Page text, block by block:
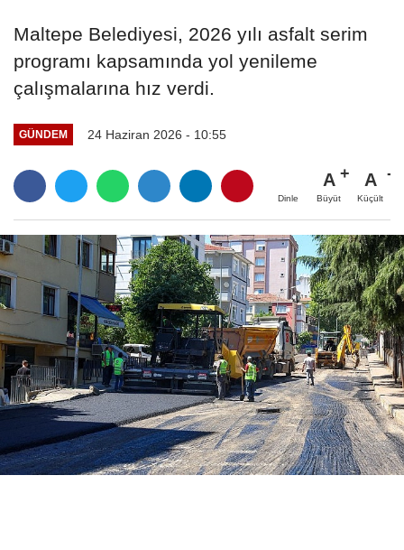
Maltepe Belediyesi, 2026 yılı asfalt serim
programı kapsamında yol yenileme
çalışmalarına hız verdi.
GÜNDEM 24 Haziran 2026 - 10:55
Dinle
A
Büyüt
A
Küçült